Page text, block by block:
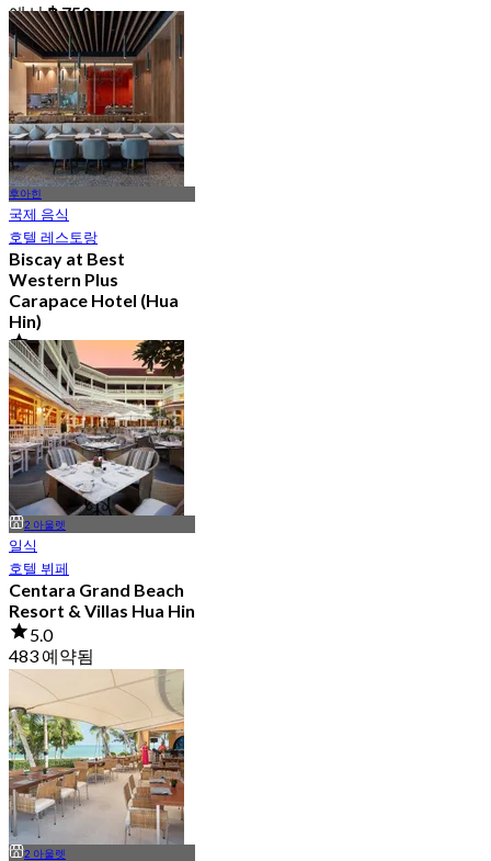
에서฿ 750
후아힌
국제 음식
호텔 레스토랑
Biscay at Best
Western Plus
Carapace Hotel (Hua
Hin)
4.7
79 예약됨
에서฿ 425
2 아울렛
일식
호텔 뷔페
Centara Grand Beach
Resort & Villas Hua Hin
5.0
483 예약됨
에서
2 아울렛